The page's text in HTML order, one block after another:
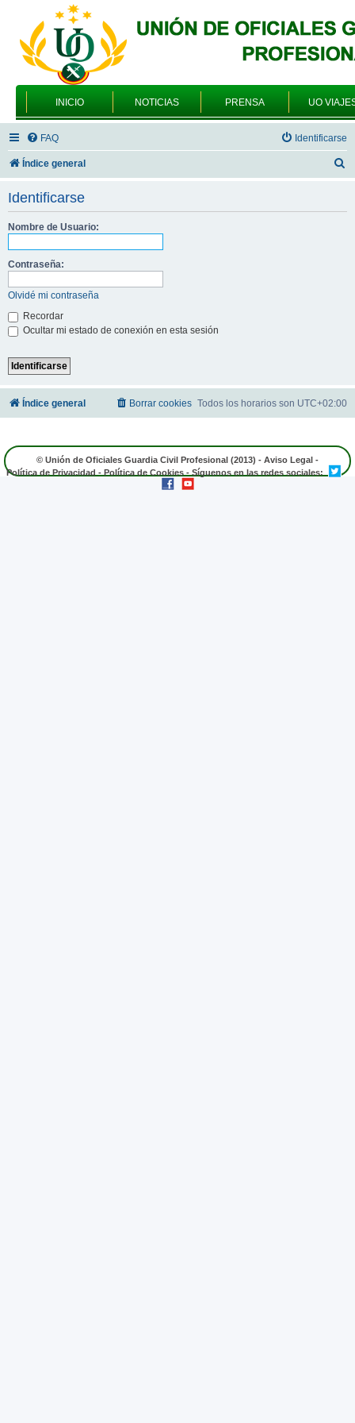
INICIO NOTICIAS PRENSA UO
FAQ Identificarse
Índice general
Identificarse
Nombre de Usuario:
Contraseña:
Olvidé mi contraseña
Recordar
Ocultar mi estado de conexión en esta sesión
Índice general Todos los horarios son UTC+02:00
Borrar cookies
© Unión de Oficiales Guardia Civil Profesional (2013) - Aviso Legal -
Política de Privacidad - Política de Cookies - Síguenos en las redes sociales: